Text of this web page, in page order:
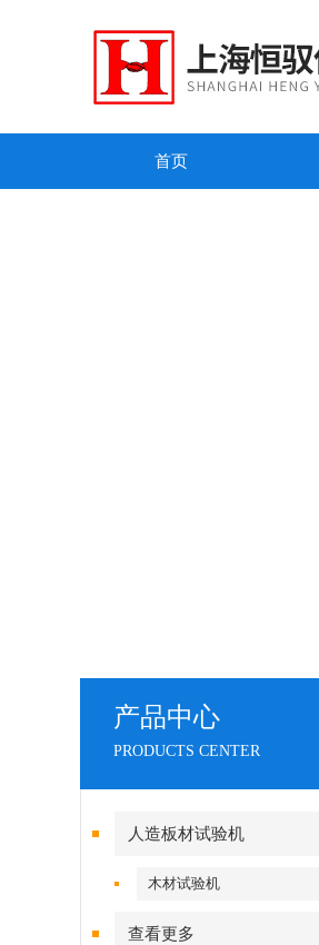
首页
产品中心
PRODUCTS CENTER
人造板材试验机
木材试验机
查看更多